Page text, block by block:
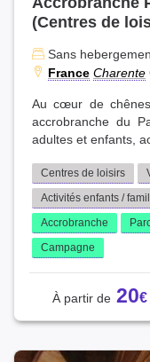
(Centres de
Sans
France Charente
Au cœur de
accrobranche du
adultes et enfants,
Centres de loisirs
Activités enfants /
Accrobranche
Campagne
20